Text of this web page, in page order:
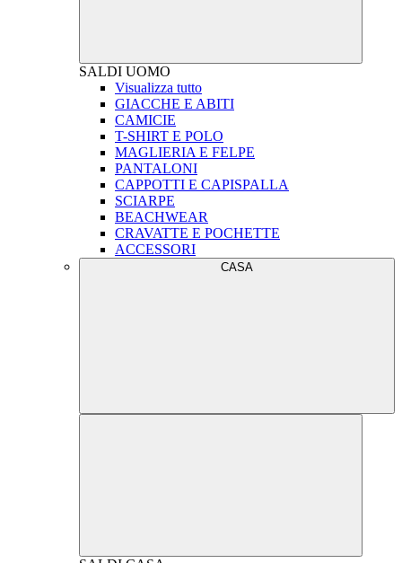
SALDI UOMO
Visualizza tutto
GIACCHE E ABITI
CAMICIE
T-SHIRT E POLO
MAGLIERIA E FELPE
PANTALONI
CAPPOTTI E CAPISPALLA
SCIARPE
BEACHWEAR
CRAVATTE E POCHETTE
ACCESSORI
CASA